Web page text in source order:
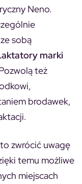
Neno.
sobą
marki
też
brodawek,
zwrócić uwagę
temu możliwe
miejscach